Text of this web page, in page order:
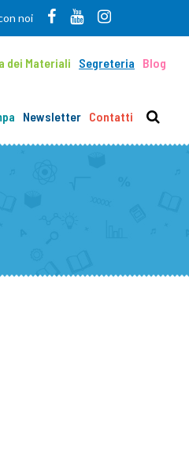
noi
dei Materiali Segreteria Blog
Newsletter Contatti